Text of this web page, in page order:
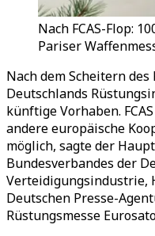
Nach FCAS-Flop:
Pariser
Nach dem Scheitern
Deutschlands
künftige Vorhaben.
andere europäische
möglich, sagte der
Bundesverbandes der
Verteidigungsindustrie,
Deutschen Presse-
Rüstungsmesse